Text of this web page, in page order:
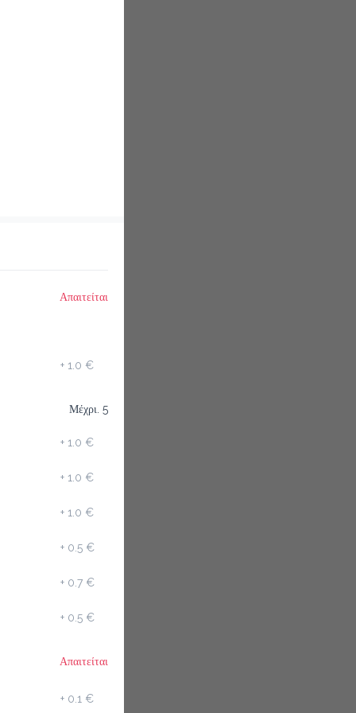
Απαιτείται
+ 1.0 €
Μέχρι. 5
+ 1.0 €
+ 1.0 €
+ 1.0 €
+ 0.5 €
+ 0.7 €
+ 0.5 €
Απαιτείται
+ 0.1 €